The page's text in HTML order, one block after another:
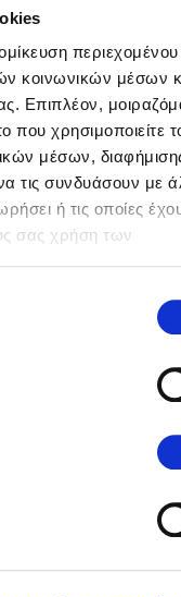
περιεχομένου
κοινωνικών μέσων
Επιπλέον,
χρησιμοποιείτε
μέσων,
τις συνδυάσουν με
ή τις οποίες
σας χρήση των
στον πυρήνα
γενιές.